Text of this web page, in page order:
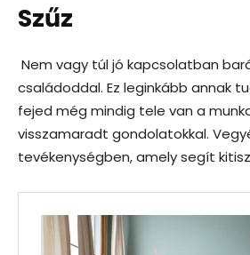
Szűz
Nem vagy túl jó kapcsolatban
családoddal. Ez leginkább annak
fejed még mindig tele van a
visszamaradt gondolatokkal.
tevékenységben, amely segít